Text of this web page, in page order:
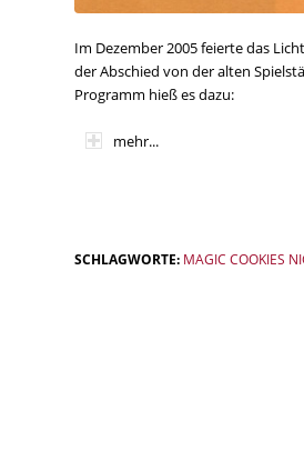
Im Dezember 2005 feierte das
der Abschied von der alten
Programm hieß es dazu:
mehr...
SCHLAGWORTE: MAGIC COOKIES